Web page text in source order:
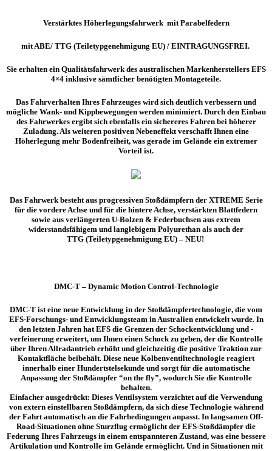
Verstärktes Höherlegungsfahrwerk mit Parabelfedern
mit ABE/ TTG (Teiletypgenehmigung EU) / EINTRAGUNGSFREI.
Sie erhalten ein Qualitätsfahrwerk des australischen Markenherstellers EFS
4×4 inklusive sämtlicher benötigten Montageteile.
Das Fahrverhalten Ihres Fahrzeuges wird sich deutlich verbessern und
mögliche Wank- und Kippbewegungen werden minimiert. Durch den Einbau
des Fahrwerkes ergibt sich ebenfalls ein sichereres Fahren bei höherer
Zuladung. Als weiteren positiven Nebeneffekt verschafft Ihnen eine
Höherlegung mehr Bodenfreiheit, was gerade im Gelände ein extremer
Vorteil ist.
Das Fahrwerk besteht aus progressiven Stoßdämpfern der XTREME Serie
für die vordere Achse und für die hintere Achse, verstärkten Blattfedern
sowie aus verlängerten U-Bolzen & Federbuchsen aus extrem
widerstandsfähigem und langlebigem Polyurethan als auch der
TTG (Teiletypgenehmigung EU) – NEU!
DMC-T – Dynamic Motion Control-Technologie
DMC-T ist eine neue Entwicklung in der Stoßdämpfertechnologie, die vom
EFS-Forschungs- und Entwicklungsteam in Australien entwickelt wurde. In
den letzten Jahren hat EFS die Grenzen der Schockentwicklung und -
verfeinerung erweitert, um Ihnen einen Schock zu geben, der die Kontrolle
über Ihren Allradantrieb erhöht und gleichzeitig die positive Traktion zur
Kontaktfläche beibehält. Diese neue Kolbenventiltechnologie reagiert
innerhalb einer Hundertstelsekunde und sorgt für die automatische
Anpassung der Stoßdämpfer “on the fly”, wodurch Sie die Kontrolle
behalten.
Einfacher ausgedrückt: Dieses Ventilsystem verzichtet auf die Verwendung
von extern einstellbaren Stoßdämpfern, da sich diese Technologie während
der Fahrt automatisch an die Fahrbedingungen anpasst. In langsamen Off-
Road-Situationen ohne Sturzflug ermöglicht der EFS-Stoßdämpfer die
Federung Ihres Fahrzeugs in einem entspannteren Zustand, was eine bessere
Artikulation und Kontrolle im Gelände ermöglicht. Und in Situationen mit